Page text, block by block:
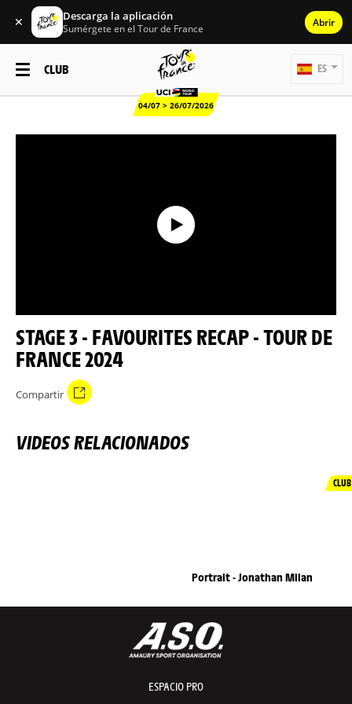
✕ Descarga la aplicación
Sumérgete en el Tour de France Abrir
CLUB
04/07 > 26/07/2026
ES
STAGE 3 - FAVOURITES RECAP - TOUR DE
FRANCE 2024
Compartir
VIDEOS RELACIONADOS
CLUB
Portrait - Jonathan Milan
ESPACIO PRO